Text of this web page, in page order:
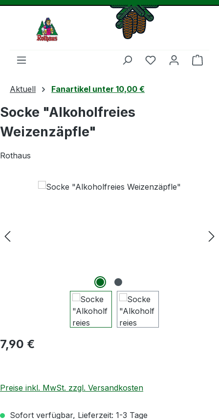
Du hast 0
Aktuell Fanartikel unter 10,00 €
Socke "Alkoholfreies
Weizenzäpfle"
Rothaus
Bildergalerie überspringen
Regulärer Preis:
7,90 €
Preise inkl. MwSt. zzgl. Versandkosten
Sofort verfügbar, Lieferzeit: 1-3 Tage